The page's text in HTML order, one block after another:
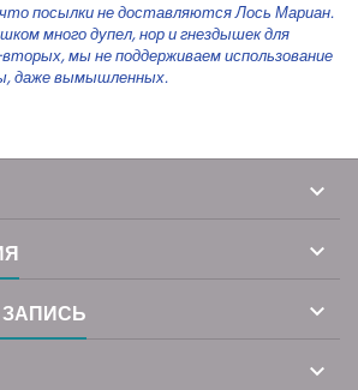
посылки не доставляются Лось Мариан.
много дупел, нор и гнездышек для
мы не поддерживаем использование
даже вымышленных.



